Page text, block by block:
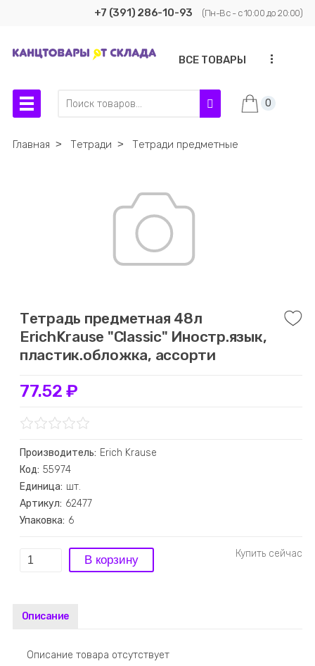
+7 (391) 286-10-93 (Пн-Вс - с 10:00 до 20:00)
ВСЕ ТОВАРЫ ...
0
Главная ˃ Тетради ˃ Тетради предметные
Тетрадь предметная 48л
ErichKrause "Classic" Иностр.язык,
пластик.обложка, ассорти
77.52 ₽
Производитель: Erich Krause
Код: 55974
Единица: шт.
Артикул: 62477
Упаковка: 6
Описание
Описание товара отсутствует